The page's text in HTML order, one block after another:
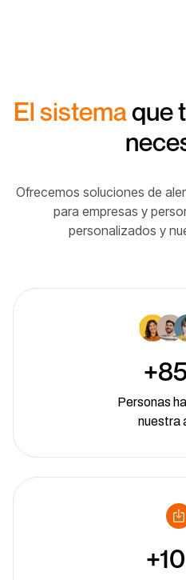
El sistemaque
Ofrecemos soluciones de
para empresas y
personalizados y
Personas
nuestra